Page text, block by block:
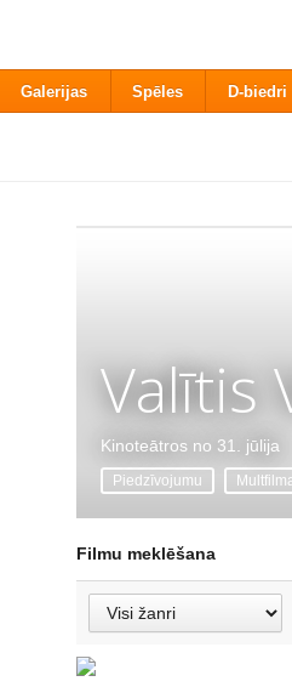
Galerijas Spēles D-biedri
Valītis
Kinoteātros no 31. jūlija
Piedzīvojumu
Filmu meklēšana